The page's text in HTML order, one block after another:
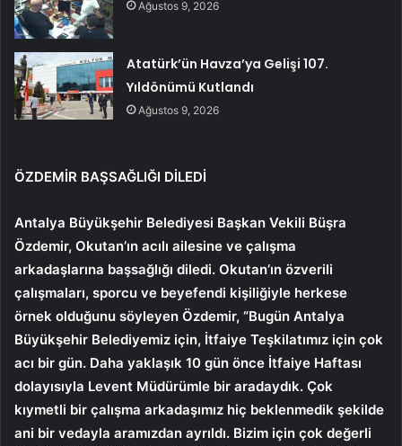
Ağustos 9, 2026
Atatürk’ün Havza’ya Gelişi 107.
Yıldönümü Kutlandı
Ağustos 9, 2026
ÖZDEMİR BAŞSAĞLIĞI DİLEDİ
Antalya Büyükşehir Belediyesi Başkan Vekili Büşra
Özdemir, Okutan’ın acılı ailesine ve çalışma
arkadaşlarına başsağlığı diledi. Okutan’ın özverili
çalışmaları, sporcu ve beyefendi kişiliğiyle herkese
örnek olduğunu söyleyen Özdemir, “Bugün Antalya
Büyükşehir Belediyemiz için, İtfaiye Teşkilatımız için çok
acı bir gün. Daha yaklaşık 10 gün önce İtfaiye Haftası
dolayısıyla Levent Müdürümle bir aradaydık. Çok
kıymetli bir çalışma arkadaşımız hiç beklenmedik şekilde
ani bir vedayla aramızdan ayrıldı. Bizim için çok değerli